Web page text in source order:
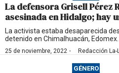
La defensora Grisell Pérez
asesinada en Hidalgo; hay
La activista estaba desaparecida
detenido en Chimalhuacán, Edomex.
25 de noviembre, 2022 · Redacción La-
GÉNERO